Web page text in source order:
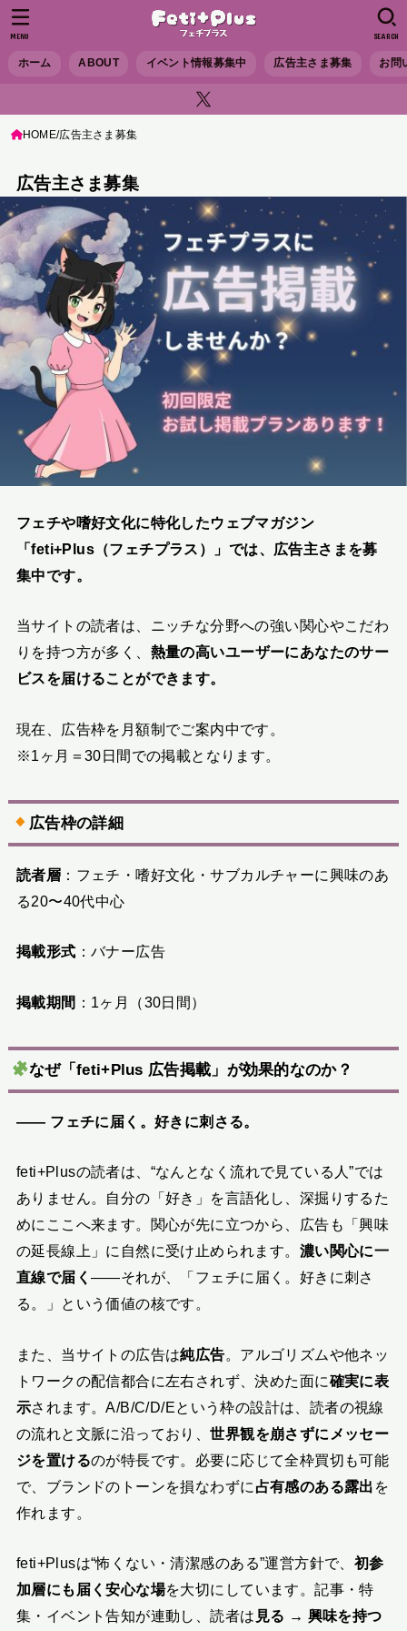
ホーム ABOUT イベント情報募集中 広告主さま募集 お問
SEARCH
MENU
HOME 広告主さま募集
広告主さま募集
フェチや嗜好文化に特化したウェブマガジン
「feti+Plus（フェチプラス）」では、広告主さまを募
集中です。
当サイトの読者は、ニッチな分野への強い関心やこだわ
りを持つ方が多く、 熱量の高いユーザーにあなたのサー
ビスを届けることができます。
現在、広告枠を月額制でご案内中です。
※1ヶ月＝30日間での掲載となります。
広告枠の詳細
読者層 ：フェチ・嗜好文化・サブカルチャーに興味のあ
る20〜40代中心
掲載形式 ：バナー広告
掲載期間 ：1ヶ月（30日間）
なぜ「feti+Plus 広告掲載」が効果的なのか？
―― フェチに届く。好きに刺さる。
feti+Plusの読者は、“なんとなく流れで見ている人”では
ありません。自分の「好き」を言語化し、深掘りするた
めにここへ来ます。関心が先に立つから、広告も「興味
の延長線上」に自然に受け止められます。 濃い関心に一
直線で届く ——それが、「フェチに届く。好きに刺さ
る。」という価値の核です。
また、当サイトの広告は純広告 。アルゴリズムや他ネッ
トワークの配信都合に左右されず、決めた面に確実に表
示されます。A/B/C/D/Eという枠の設計は、読者の視線
の流れと文脈に沿っており、世界観を崩さずにメッセー
ジを置けるのが特長です。必要に応じて全枠買切も可能
で、ブランドのトーンを損なわずに 占有感のある露出 を
作れます。
feti+Plusは“怖くない・清潔感のある”運営方針で、 初参
加層にも届く安心な場を大切にしています。記事・特
集・イベント告知が連動し、読者は 見る → 興味を持つ